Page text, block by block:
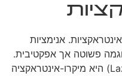
אנימציות
פשוטה אך אפקטיבית.
טעינה מדורגת של תוכן (Lazy Loading) היא מיקרו-אינטראקציה